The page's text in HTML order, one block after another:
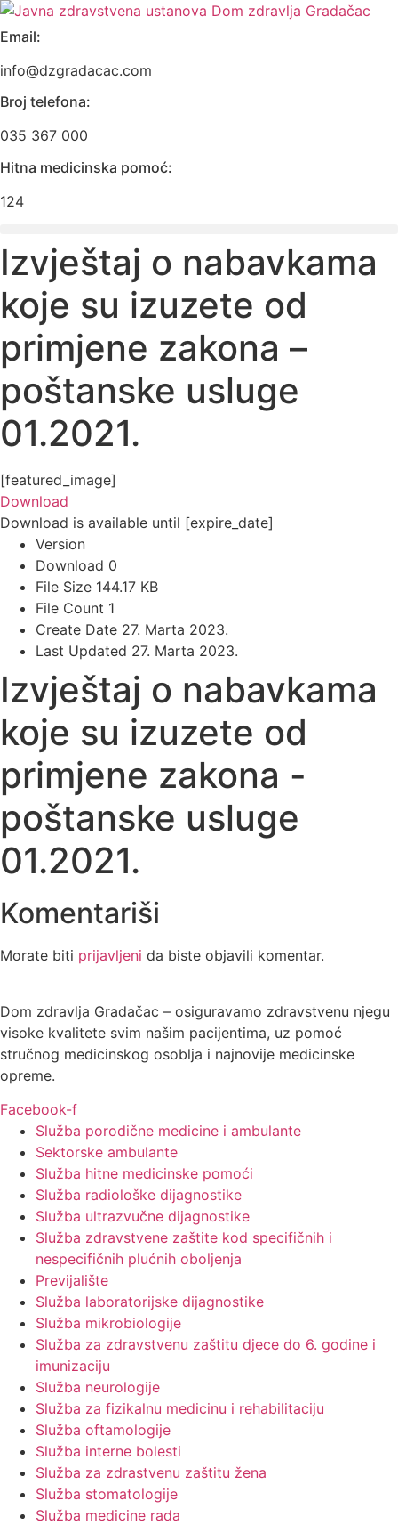
Skip
to
Email:
info@dzgradacac.com
Broj telefona:
035 367 000
Hitna medicinska pomoć:
124
Izvještaj o nabavkama
koje su izuzete od
primjene zakona –
poštanske usluge
01.2021.
[featured_image]
Download
Download is available until [expire_date]
Version
Download 0
File Size 144.17 KB
File Count 1
Create Date 27. Marta 2023.
Last Updated 27. Marta 2023.
Izvještaj o nabavkama
koje su izuzete od
primjene zakona -
poštanske usluge
01.2021.
Komentariši
Morate biti prijavljeni da biste objavili komentar.
Dom zdravlja Gradačac – osiguravamo zdravstvenu njegu
visoke kvalitete svim našim pacijentima, uz pomoć
stručnog medicinskog osoblja i najnovije medicinske
opreme.
Facebook-f
Služba porodične medicine i ambulante
Sektorske ambulante
Služba hitne medicinske pomoći
Služba radiološke dijagnostike
Služba ultrazvučne dijagnostike
Služba zdravstvene zaštite kod specifičnih i
nespecifičnih plućnih oboljenja
Previjalište
Služba laboratorijske dijagnostike
Služba mikrobiologije
Služba za zdravstvenu zaštitu djece do 6. godine i
imunizaciju
Služba neurologije
Služba za fizikalnu medicinu i rehabilitaciju
Služba oftamologije
Služba interne bolesti
Služba za zdrastvenu zaštitu žena
Služba stomatologije
Služba medicine rada